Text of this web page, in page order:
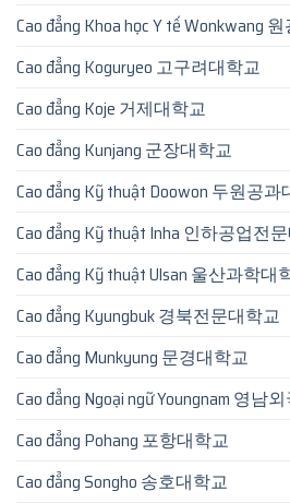
Cao đẳng Khoa học Y tế Wonkwang
Cao đẳng Koguryeo 고구려대학교
Cao đẳng Koje 거제대학교
Cao đẳng Kunjang 군장대학교
Cao đẳng Kỹ thuật Doowon 두원공과
Cao đẳng Kỹ thuật Inha 인하공업전
Cao đẳng Kỹ thuật Ulsan 울산과학대
Cao đẳng Kyungbuk 경북전문대학교
Cao đẳng Munkyung 문경대학교
Cao đẳng Ngoại ngữ Youngnam 영남
Cao đẳng Pohang 포항대학교
Cao đẳng Songho 송호대학교